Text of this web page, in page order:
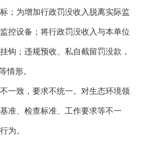
；为增加行政罚没收入脱离实际监
控设备；将行政罚没收入与本单位
钩；违规预收、私自截留罚没款，
情形。
致，要求不统一。对生态环境领
准、检查标准、工作要求等不一
为。